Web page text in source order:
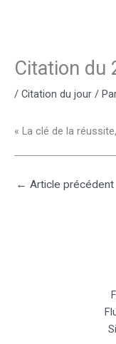
Citation du
/ Citation du jour /
« La clé de la
← Article précédent